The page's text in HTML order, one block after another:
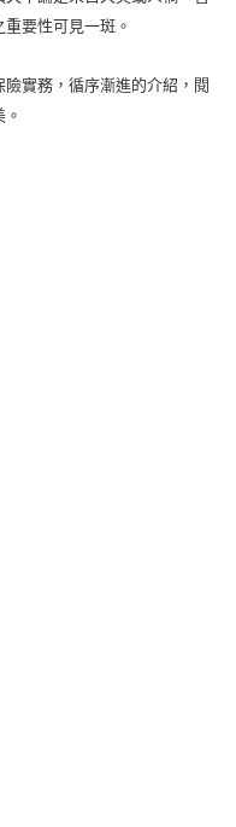
要性可見一斑。
實務，循序漸進的介紹，閱